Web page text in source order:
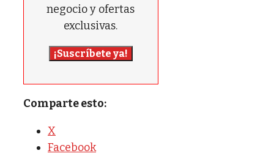
negocio y ofertas
exclusivas.
¡Suscríbete ya!
Comparte esto:
X
Facebook